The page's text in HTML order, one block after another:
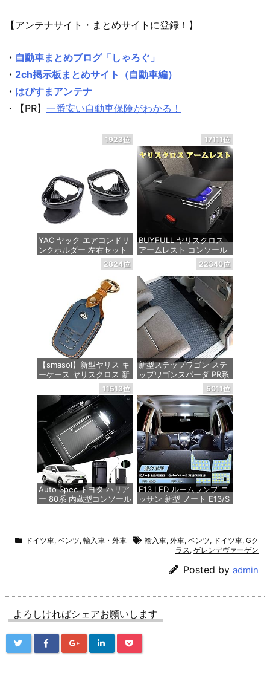
【アンテナサイト・まとめサイトに登録！】
・ 自動車まとめブログ「しゃろぐ」
・ 2ch掲示板まとめサイト（自動車編）
・ はぴすまアンテナ
・【PR】 一番安い自動車保険がわかる！
1923位
YAC ヤック エアコンドリ
ンクホルダー 左右セット
トヨタ 10系 210系 ヤリス
ヤリスクロス GRヤリス
専用 運転席用/助手席用セ
価格：¥4,489
17111位
BUYFULL ヤリスクロス
アームレスト コンソール
ボックス トヨタYarisCros
s 取付簡単 LED付き USB
ポート 肘掛 車内収納 ド
リンクホルダー ヤリスク
ロスアームレストusb202
0年9月(令和2年9月) ～
価格：¥10,799
2824位
【smasol】新型ヤリス キ
ーケース ヤリスクロス 新
型ハリアー 80系 キーケー
ス ハイラックス GUN125
ランドクルーザー200系
ミライ MARK X 250G S
専用設計 キーケース 本革
キーカバー キーホルダー
カスタム パーツ ドレスア
ップ (2ボタン, 青)
価格：¥2,180
22340位
新型ステップワゴン ステ
ップワゴンスパーダ PR系
ラバー製セカンドラグマ
ット YMT - フロアマット
価格：¥5,940
11513位
Auto Spec トヨタ ハリア
ー 80系 内蔵型コンソール
収納ボックス 3Dトレイ
小物入れ 車種専用設計 内
ライト＆USBポート付き)
価格：¥5,980
5011位
E13 LED ルームランプ ニ
ッサン 新型 ノート E13/S
灯 6000K ホワイト 爆光
ゴースト点灯対策 カスタ
ムパーツ LEDバルブ LED
ルームランプ セット 3チ
ップSMD搭載 純正交換 加
書 メーカーより(ノートE1
ドイツ車, ベンツ, 輸入車・外車 輸入車, 外車, ベンツ, ドイツ車, Gク
ラス, ゲレンデヴァーゲン
Posted by admin
よろしければシェアお願いします